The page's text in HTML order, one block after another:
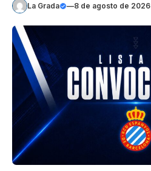
La Grada —8 de agosto de 2026